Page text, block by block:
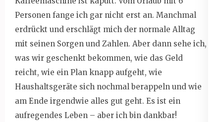
Personen fange ich gar nicht erst an. Manchmal
erdrückt und erschlägt mich der normale Alltag
mit seinen Sorgen und Zahlen. Aber dann sehe ich,
was wir geschenkt bekommen, wie das Geld
reicht, wie ein Plan knapp aufgeht, wie
Haushaltsgeräte sich nochmal berappeln und wie
am Ende irgendwie alles gut geht. Es ist ein
aufregendes Leben – aber ich bin dankbar!